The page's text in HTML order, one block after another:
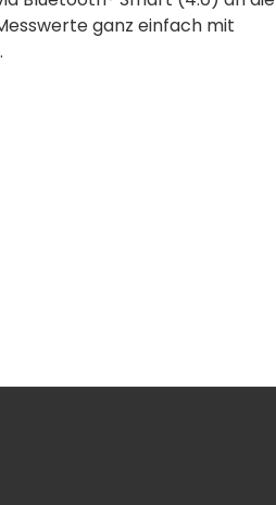
ganz einfach mit